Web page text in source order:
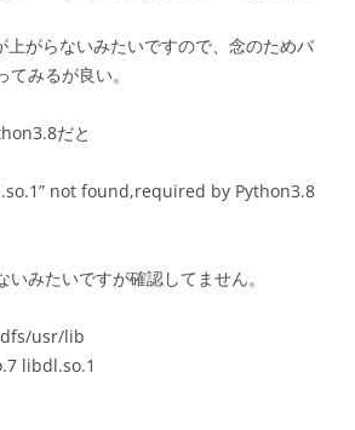
がらないみたいですので、念のためバ
みるが良い。
だと
not found,required by Python3.8
みたいですが確認してません。
usr/lib
libdl.so.1